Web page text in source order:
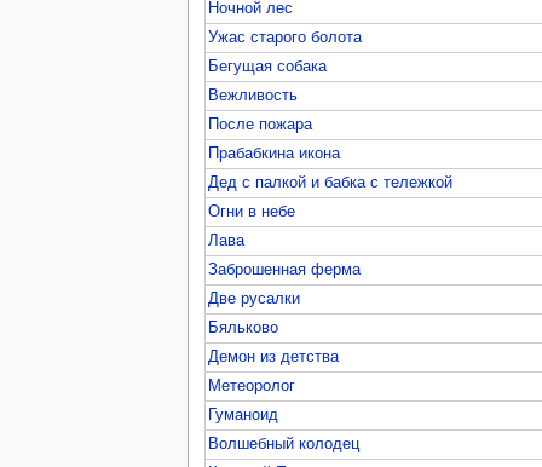
Ночной лес
Ужас старого болота
Бегущая собака
Вежливость
После пожара
Прабабкина икона
Дед с палкой и бабка с тележкой
Огни в небе
Лава
Заброшенная ферма
Две русалки
Бяльково
Демон из детства
Метеоролог
Гуманоид
Волшебный колодец